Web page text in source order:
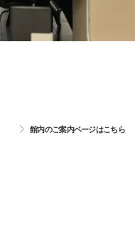
館内のご案内ページはこちら